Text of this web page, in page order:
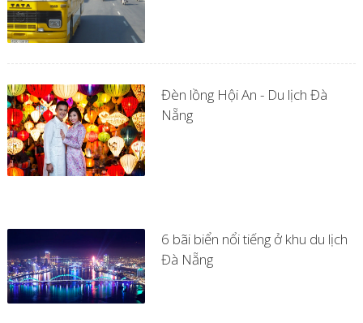
Đèn lồng Hội An - Du lịch Đà
Nẵng
6 bãi biển nổi tiếng ở khu du lịch
Đà Nẵng